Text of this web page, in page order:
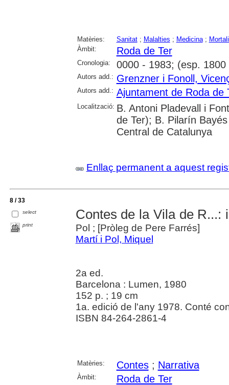
Matèries: Sanitat; Malalties ; Medicina;
Àmbit:
Roda de Ter
Cronologia: 0000 - 1983; (esp. 1800
Autors add.: Grenzner i Fonoll,
Autors add.: Ajuntament de Roda de
Localització: B. Antoni Pladevall i
de Ter); B. Pilarín
Central de Catalunya
Enllaç permanent a aquest
8 / 33
select
print
Contes de la Vila de R...:
Pol ; [Pròleg de Pere Farrés]
Martí i Pol, Miquel
2a ed.
Barcelona : Lumen, 1980
152 p. ; 19 cm
1a. edició de l'any 1978. Conté
ISBN 84-264-2861-4
Matèries: Contes; Narrativa
Àmbit: Roda de Ter